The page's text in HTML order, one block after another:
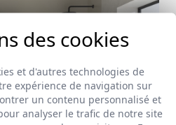
des cookies
et d'autres technologies de
expérience de navigation sur
un contenu personnalisé et
analyser le trafic de notre site